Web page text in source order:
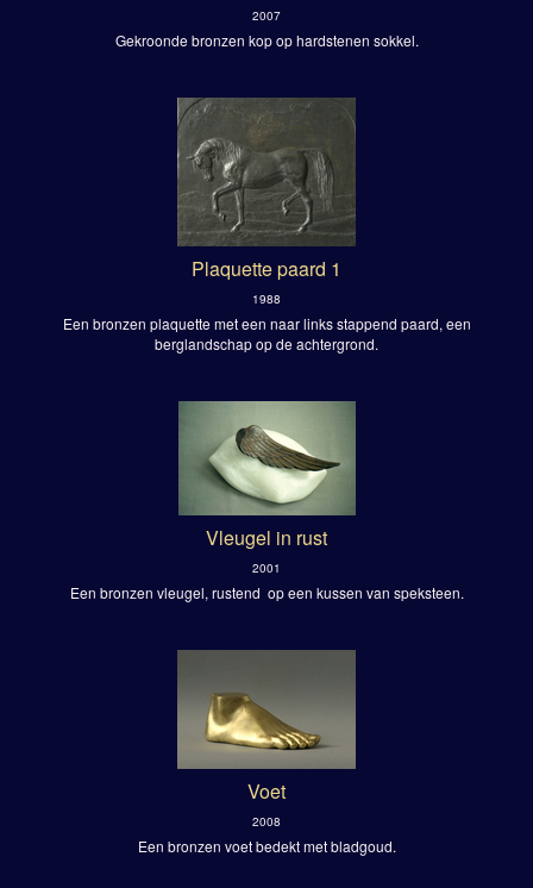
2007
Gekroonde bronzen kop op hardstenen sokkel.
Plaquette paard 1
1988
Een bronzen plaquette met een naar links stappend paard, een
berglandschap op de achtergrond.
Vleugel in rust
2001
Een bronzen vleugel, rustend op een kussen van speksteen.
Voet
2008
Een bronzen voet bedekt met bladgoud.